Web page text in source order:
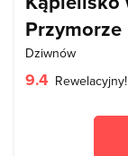
Przymorze
Dziwnów
9.4 Rewelacyjny!